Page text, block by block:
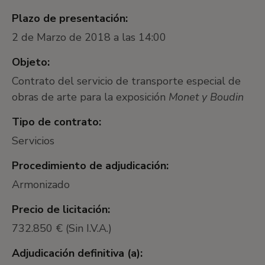
Plazo de presentación:
2 de Marzo de 2018 a las 14:00
Objeto:
Contrato del servicio de transporte especial de
obras de arte para la exposición Monet y Boudin
Tipo de contrato:
Servicios
Procedimiento de adjudicación:
Armonizado
Precio de licitación:
732.850 € (Sin I.V.A.)
Adjudicación definitiva (a):